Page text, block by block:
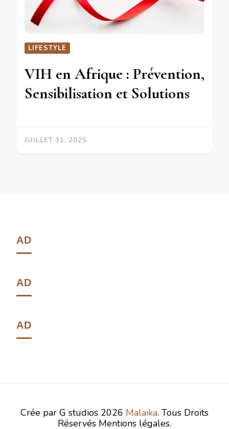
LIFESTYLE
VIH en Afrique : Prévention,
Sensibilisation et Solutions
JUILLET 31, 2025
AD
AD
AD
Crée par G studios 2026 Malaika. Tous Droits
Réservés Mentions légales.